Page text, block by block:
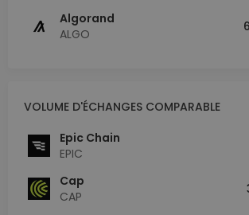
Algorand
ALGO
VOLUME D'ÉCHANGES COMPARABLE
Epic Chain
EPIC
Cap
CAP